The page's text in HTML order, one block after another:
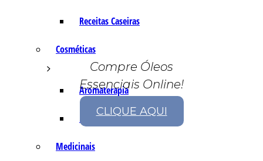
Receitas Caseiras
Cosméticas
Aromaterapia
Fórmulas Caseiras
Medicinais
Compre Óleos
Essenciais Online!
CLIQUE AQUI